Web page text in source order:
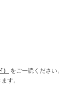
をご一読ください。
す。